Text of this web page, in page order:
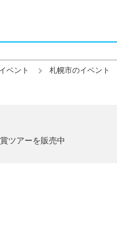
ベント 札幌市のイベント
ツアーを販売中